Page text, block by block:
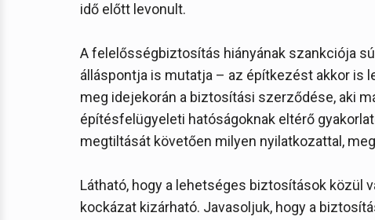
idő előtt levonult.
A felelősségbiztosítás hiányának szankciója
álláspontja is mutatja – az építkezést akkor is
meg idejekorán a biztosítási szerződése, aki
építésfelügyeleti hatóságoknak eltérő
megtiltását követően milyen nyilatkozattal,
Látható, hogy a lehetséges biztosítások közül
kockázat kizárható. Javasoljuk, hogy a